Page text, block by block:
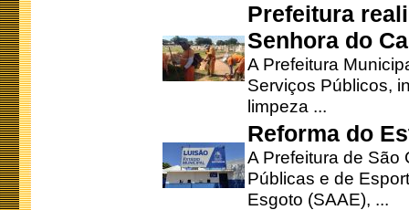
Prefeitura
Senhora do
A Prefeitura
Serviços Públicos,
limpeza ...
Reforma do
A Prefeitura de São
Públicas e de
Esgoto (SAAE), ...